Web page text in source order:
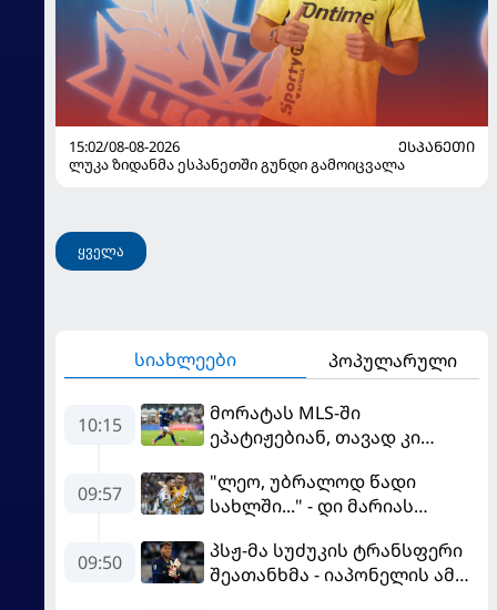
15:02/08-08-2026
ᲔᲡᲞᲐᲜᲔᲗᲘ
ლუკა ზიდანმა ესპანეთში გუნდი გამოიცვალა
ყველა
სიახლეები პოპულარული
10:15
მორატას MLS-ში
ეპატიჟებიან, თავად კი
გადაწყვეტილებას ელის
09:57
"ლეო, უბრალოდ წადი
სახლში..." - დი მარიას
09:50
პსჟ-მა სუძუკის ტრანსფერი
შეათანხმა - იაპონელის ამ